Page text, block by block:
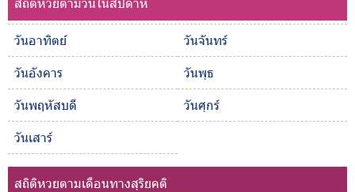
วันอาทิตย์
วันจันทร์
วันอังคาร
วันพุธ
วันพฤหัสบดี
วันศุกร์
วันเสาร์
สถิติหวยตามเดือนทางสุริยคติ